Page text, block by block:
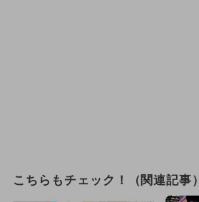
こちらもチェック！（関連記事）